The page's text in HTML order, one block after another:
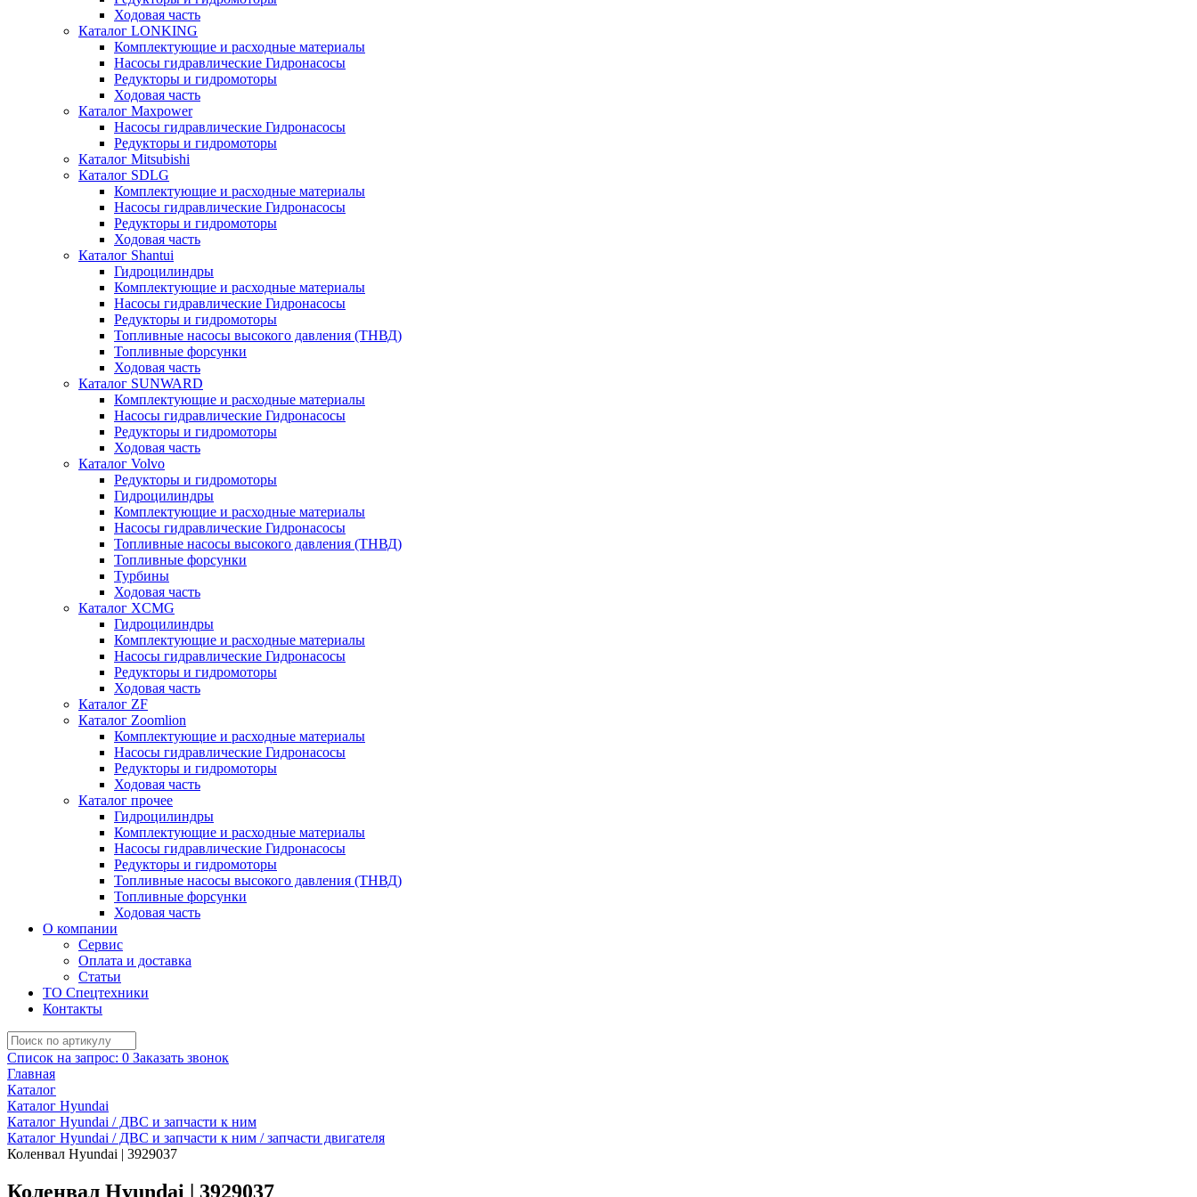
Ходовая часть
Каталог LONKING
Комплектующие и расходные материалы
Насосы гидравлические Гидронасосы
Редукторы и гидромоторы
Ходовая часть
Каталог Maxpower
Насосы гидравлические Гидронасосы
Редукторы и гидромоторы
Каталог Mitsubishi
Каталог SDLG
Комплектующие и расходные материалы
Насосы гидравлические Гидронасосы
Редукторы и гидромоторы
Ходовая часть
Каталог Shantui
Гидроцилиндры
Комплектующие и расходные материалы
Насосы гидравлические Гидронасосы
Редукторы и гидромоторы
Топливные насосы высокого давления (ТНВД)
Топливные форсунки
Ходовая часть
Каталог SUNWARD
Комплектующие и расходные материалы
Насосы гидравлические Гидронасосы
Редукторы и гидромоторы
Ходовая часть
Каталог Volvo
Редукторы и гидромоторы
Гидроцилиндры
Комплектующие и расходные материалы
Насосы гидравлические Гидронасосы
Топливные насосы высокого давления (ТНВД)
Топливные форсунки
Турбины
Ходовая часть
Каталог XCMG
Гидроцилиндры
Комплектующие и расходные материалы
Насосы гидравлические Гидронасосы
Редукторы и гидромоторы
Ходовая часть
Каталог ZF
Каталог Zoomlion
Комплектующие и расходные материалы
Насосы гидравлические Гидронасосы
Редукторы и гидромоторы
Ходовая часть
Каталог прочее
Гидроцилиндры
Комплектующие и расходные материалы
Насосы гидравлические Гидронасосы
Редукторы и гидромоторы
Топливные насосы высокого давления (ТНВД)
Топливные форсунки
Ходовая часть
О компании
Сервис
Оплата и доставка
Статьи
ТО Спецтехники
Контакты
Список на запрос: 0 Заказать звонок
Главная
Каталог
Каталог Hyundai
Каталог Hyundai / ДВС и запчасти к ним
Каталог Hyundai / ДВС и запчасти к ним / запчасти двигателя
Коленвал Hyundai | 3929037
Коленвал Hyundai | 3929037